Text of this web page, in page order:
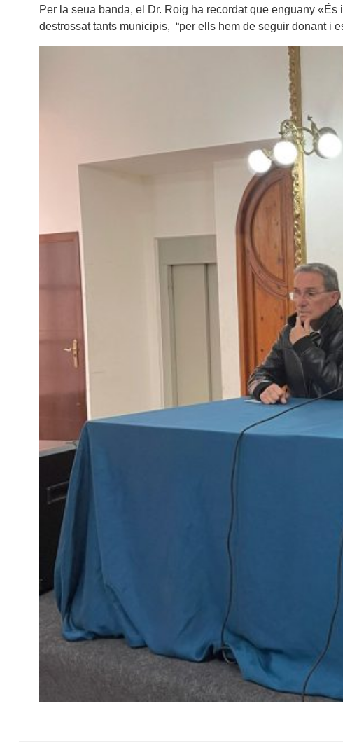
Per la seua banda, el Dr. Roig ha recordat que enguany
destrossat tants municipis, “per ells hem de seguir donant i